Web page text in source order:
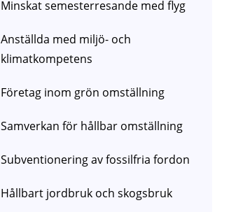
Minskat semesterresande med flyg
Anställda med miljö- och
klimatkompetens
Företag inom grön omställning
Samverkan för hållbar omställning
Subventionering av fossilfria fordon
Hållbart jordbruk och skogsbruk